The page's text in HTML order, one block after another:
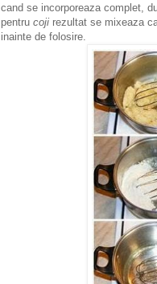
cand se incorporeaza complet,
pentru coji rezultat se mixeaza
inainte de folosire.